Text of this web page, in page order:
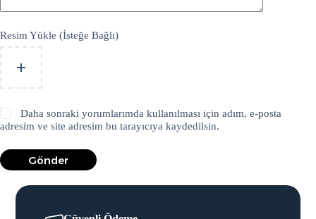
Resim Yükle (İsteğe Bağlı)
Daha sonraki yorumlarımda kullanılması için adım, e-posta
adresim ve site adresim bu tarayıcıya kaydedilsin.
Gönder